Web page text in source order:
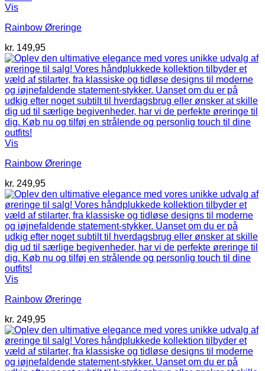
Vis
Rainbow Øreringe
kr. 149,95
Vis
Rainbow Øreringe
kr. 249,95
Vis
Rainbow Øreringe
kr. 249,95